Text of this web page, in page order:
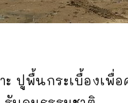
ปูพื้นกระเบื้องเพื่